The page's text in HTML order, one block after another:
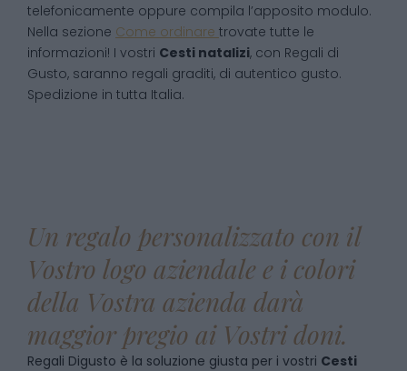
telefonicamente oppure compila l’apposito modulo.
Nella sezione Come ordinare trovate tutte le
informazioni! I vostri Cesti natalizi, con Regali di
Gusto, saranno regali graditi, di autentico gusto.
Spedizione in tutta Italia.
Un regalo personalizzato con il
Vostro logo aziendale e i colori
della Vostra azienda darà
maggior pregio ai Vostri doni.
Regali Digusto è la soluzione giusta per i vostri Cesti